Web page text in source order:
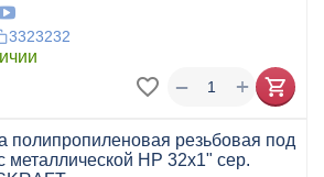
3323232
+
−
полипропиленовая резьбовая под
металлической НР 32x1" сер.